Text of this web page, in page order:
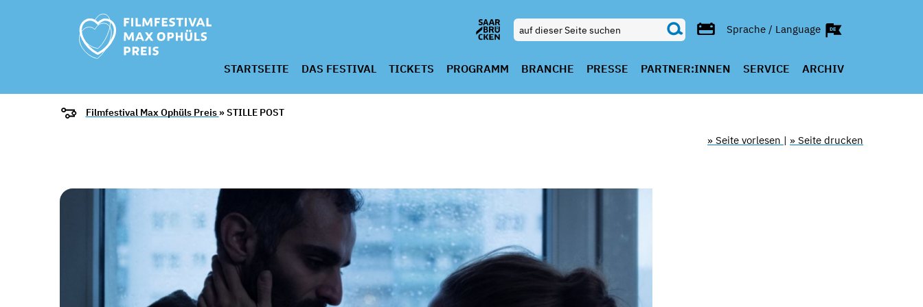
Sprache / Language
STARTSEITE DAS FESTIVAL TICKETS PROGRAMM BRANCHE PRESSE PARTNER:INNEN SERVICE ARCHIV
Filmfestival Max Ophüls Preis » STILLE POST
» Seite vorlesen | » Seite drucken